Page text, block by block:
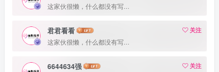
这家伙很懒，什么都没有写...
君君看看
关注
这家伙很懒，什么都没有写...
6644634强
关注